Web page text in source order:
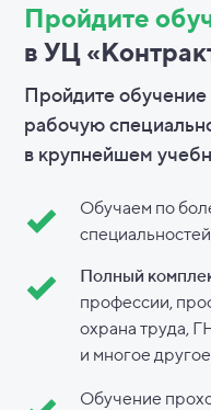
Пройдите
в УЦ
Пройдите
рабочую
в крупнейшем
Обучаем по
специальностей
Обучение
Полный
профессии,
охрана труда,
и многое другое